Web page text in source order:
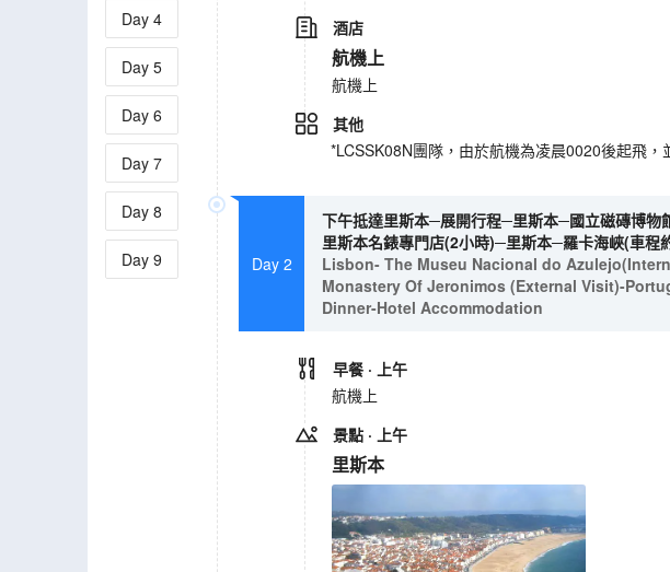
Day 4
Day 5
Day 6
Day 7
Day 8
Day 9
酒店
航機上
航機上
其他
*LCSSK08N團隊，由於航機為凌晨0020後起飛
Day 2
下午抵達里斯本─展開行程─里斯本─國立磁磚博
里斯本名錶專門店(2小時)─里斯本─羅卡海峽(車
Lisbon- The Museu Nacional do
Monastery Of Jeronimos (External Visit)-
Dinner-Hotel Accommodation
早餐 · 上午
航機上
景點 · 上午
里斯本